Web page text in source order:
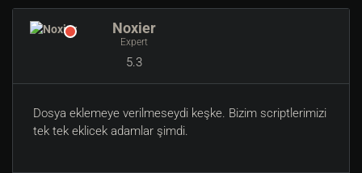
Noxier
Expert
5.3
Dosya eklemeye verilmeseydi keşke. Bizim scriptlerimizi
tek tek eklicek adamlar şimdi.